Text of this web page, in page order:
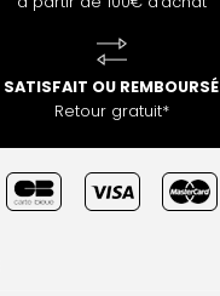
SATISFAIT OU REMBOURSÉ
Retour gratuit*